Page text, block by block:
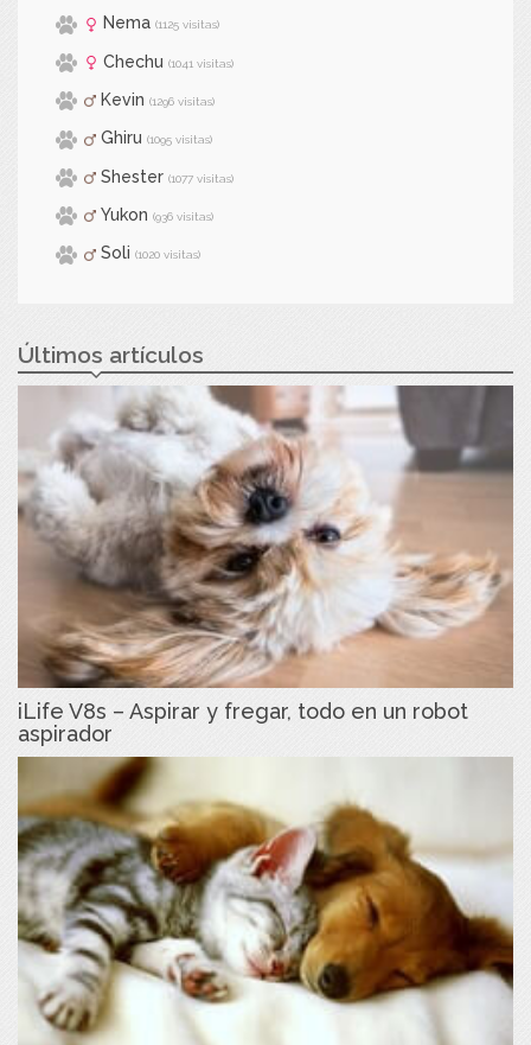
Nema (1125 visitas)
Chechu (1041 visitas)
Kevin (1296 visitas)
Ghiru (1095 visitas)
Shester (1077 visitas)
Yukon (936 visitas)
Soli (1020 visitas)
Últimos artículos
iLife V8s – Aspirar y fregar, todo en un robot
aspirador